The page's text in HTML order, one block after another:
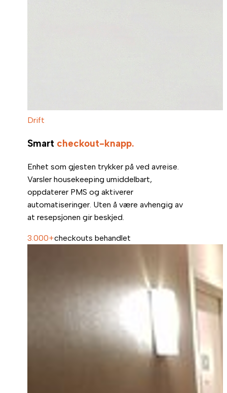
Drift
Smart checkout-knapp.
Enhet som gjesten trykker på ved avreise.
Varsler housekeeping umiddelbart,
oppdaterer PMS og aktiverer
automatiseringer. Uten å være avhengig av
at resepsjonen gir beskjed.
3.000+checkouts behandlet